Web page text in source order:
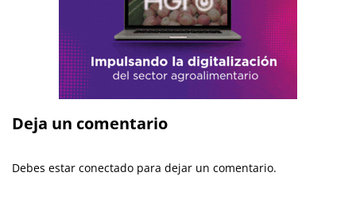
Deja un comentario
Debes estar conectado para dejar un comentario.